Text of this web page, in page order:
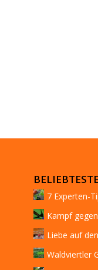
7 Experten-
Kampf
Liebe auf
Waldviertler